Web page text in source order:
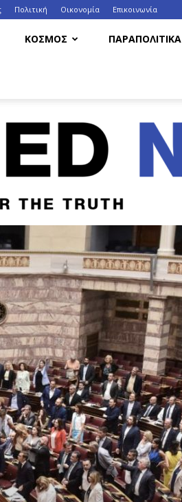
Πολιτική Οικονομία Eπικοινωνία
ΚΟΣΜΟΣ ΠΑΡΑΠΟΛΙΤΙΚΑ
HappenedNow.gr